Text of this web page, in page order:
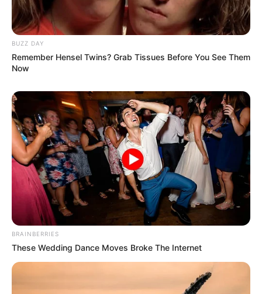
ηλιακή ακτινοβολία και τις υπεριώδεις ακτίνες και έχει
τον γενικότερο έλεγχο του μεγαλύτερου μέρος
παραγωγής ορμονών του σώματός μας, παράγοντας οκτώ
τουλάχιστον ορμόνες. Ελέγχει την δραστηριότητα τών
άλλων ενδοκρινικών ανέμων και τών κυττάρων που
BUZZ DAY
Remember Hensel Twins? Grab Tissues Before You See Them
Now
BRAINBERRIES
These Wedding Dance Moves Broke The Internet